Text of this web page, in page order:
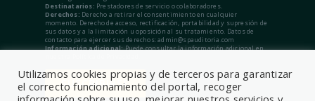
Destinatarios: Prestadores de servicio o colaboradores.
Derechos: Derecho a retirar el consentimiento en cualquier
momento. Derecho de acceso, rectificación, portabilidad y supresión de
sus datos y a la limitación u oposición al su tratamiento. Datos de
contacto para ejercer sus derechos: admin@spauditoria.com
Información adicional:Puede consultar la información adicional en
Utilizamos cookies propias y de terceros para garantizar
el correcto funcionamiento del portal, recoger